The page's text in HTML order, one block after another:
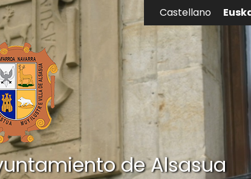
Castellano
de Alsasua